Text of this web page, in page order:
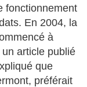
fonctionnement
En 2004, la
à
un article publié
que
préférait